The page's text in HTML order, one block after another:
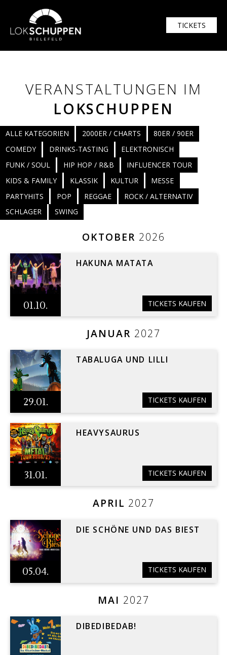
TICKETS
VERANSTALTUNGEN IM
LOKSCHUPPEN
ALLE KATEGORIEN 2000ER / CHARTS
80ER / 90ER
COMEDY
DRINKS-TASTING
ELEKTRONISCH
FUNK / SOUL
HIP HOP / R&B
INFLUENCER TOUR
KIDS & FAMILY
KLASSIK KULTUR
MESSE
PARTYHITS
POP REGGAE
ROCK / ALTERNATIV
SCHLAGER
SWING
OKTOBER 2026
01.10.
HAKUNA MATATA
TICKETS KAUFEN
JANUAR 2027
29.01.
TABALUGA UND LILLI
TICKETS KAUFEN
31.01.
HEAVYSAURUS
TICKETS KAUFEN
APRIL 2027
05.04.
DIE SCHÖNE UND DAS BIEST
TICKETS KAUFEN
MAI 2027
DIBEDIBEDAB!